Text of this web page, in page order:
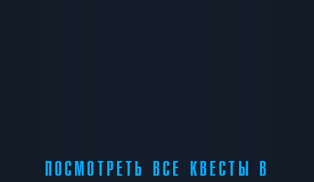
ПОСМОТРЕТЬ ВСЕ КВЕСТЫ В